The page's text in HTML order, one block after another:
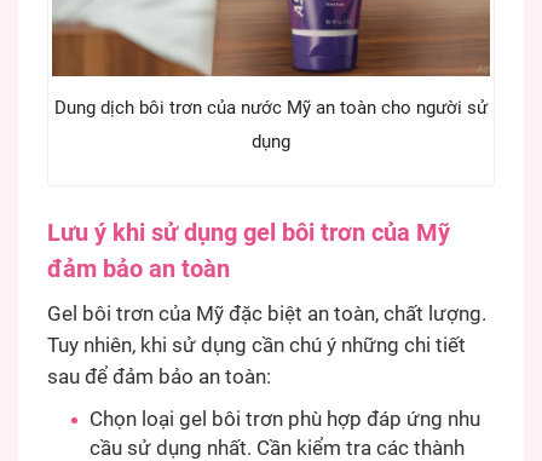
Dung dịch bôi trơn của nước Mỹ an toàn cho người sử
dụng
Lưu ý khi sử dụng gel bôi trơn của Mỹ
đảm bảo an toàn
Gel bôi trơn của Mỹ đặc biệt an toàn, chất lượng.
Tuy nhiên, khi sử dụng cần chú ý những chi tiết
sau để đảm bảo an toàn:
Chọn loại gel bôi trơn phù hợp đáp ứng nhu
cầu sử dụng nhất. Cần kiểm tra các thành